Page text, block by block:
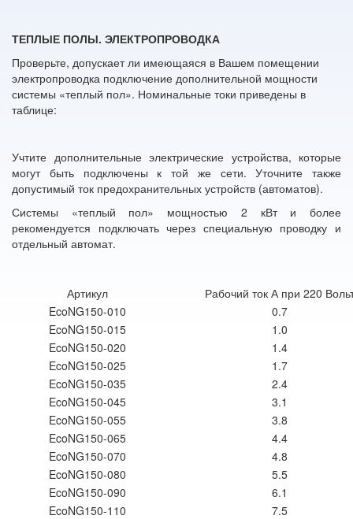
ТЕПЛЫЕ ПОЛЫ. ЭЛЕКТРОПРОВОДКА
Проверьте, допускает ли имеющаяся в Вашем помещении
электропроводка подключение дополнительной мощности
системы «теплый пол». Номинальные токи приведены в
таблице:
Учтите дополнительные электрические устройства, которые
могут быть подключены к той же сети. Уточните также
допустимый ток предохранительных устройств (автоматов).
Системы «теплый пол» мощностью 2 кВт и более
рекомендуется подключать через специальную проводку и
отдельный автомат.
Артикул
Рабочий ток А при 220
EcoNG150-010
0.7
EcoNG150-015
1.0
EcoNG150-020
1.4
EcoNG150-025
1.7
EcoNG150-035
2.4
EcoNG150-045
3.1
EcoNG150-055
3.8
EcoNG150-065
4.4
EcoNG150-070
4.8
EcoNG150-080
5.5
EcoNG150-090
6.1
EcoNG150-110
7.5